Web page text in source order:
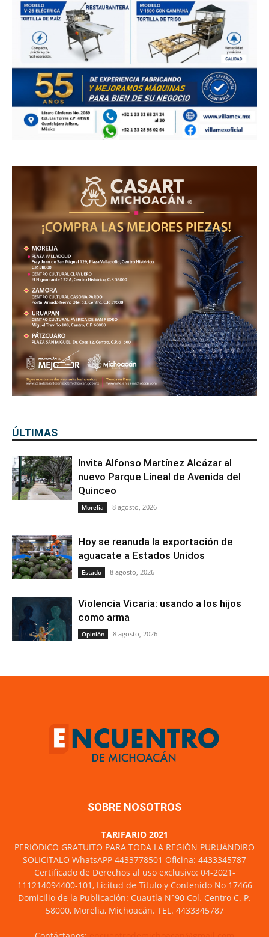
ÚLTIMAS
Invita Alfonso Martínez Alcázar al
nuevo Parque Lineal de Avenida del
Quinceo
Morelia 8 agosto, 2026
Hoy se reanuda la exportación de
aguacate a Estados Unidos
Estado 8 agosto, 2026
Violencia Vicaria: usando a los hijos
como arma
Opinión 8 agosto, 2026
SOBRE NOSOTROS
TARIFARIO 2021
PERIÓDICO GRATUITO PARA TODA LA REGIÓN PURUÁNDIRO
SOLICITALO WhatsAPP 4433778501 Oficina: 4433345787
Certificado de Derechos al uso exclusivo: 04-2021-
111214094400-101, Licitud de Titulo y Contenido No 17466
Domicilio de la Publicación: Cuautla N°90 Col. Centro C. P.
58000, Morelia, Michoacán. TEL. 4433345787